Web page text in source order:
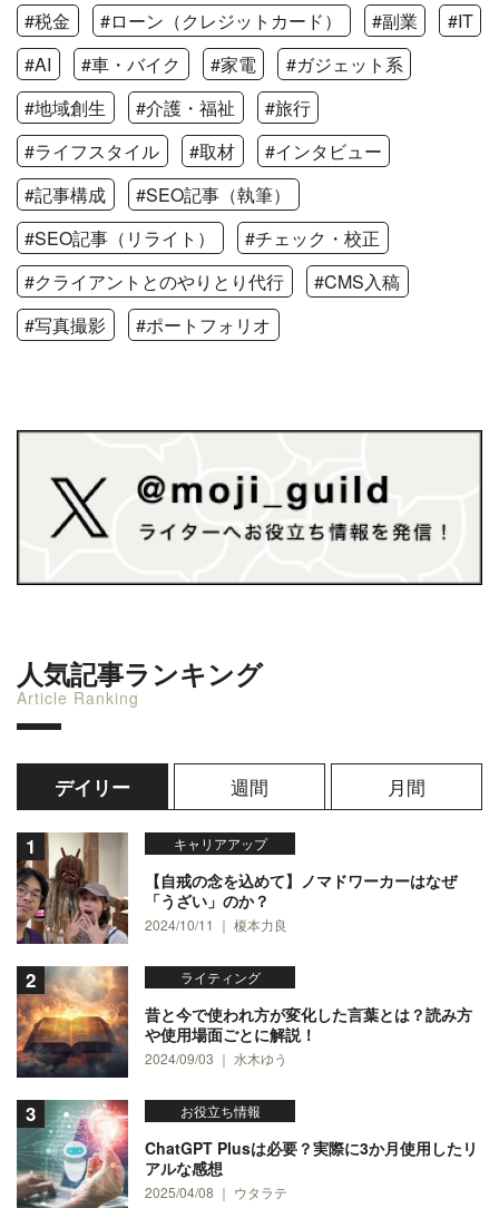
#税金 #ローン（クレジットカード） #副業
#IT
#AI
#車・バイク #家電
#ガジェット系
#地域創生
#介護・福祉
#旅行
#ライフスタイル
#取材
#インタビュー
#記事構成
#SEO記事（執筆）
#SEO記事（リライト）
#チェック・校正
#クライアントとのやりとり代行
#CMS入稿
#写真撮影
#ポートフォリオ
人気記事ランキング
Article Ranking
デイリー 週間 月間
キャリアアップ
【自戒の念を込めて】ノマドワーカーはなぜ
「うざい」のか？
2024/10/11 ｜ 榎本力良
ライティング
昔と今で使われ方が変化した言葉とは？読み方
や使用場面ごとに解説！
2024/09/03 ｜ 水木ゆう
お役立ち情報
ChatGPT Plusは必要？実際に3か月使用したリ
アルな感想
2025/04/08 ｜ ウタラテ